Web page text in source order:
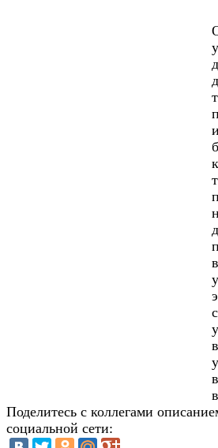
Поделитесь с коллегами
социальной сети: